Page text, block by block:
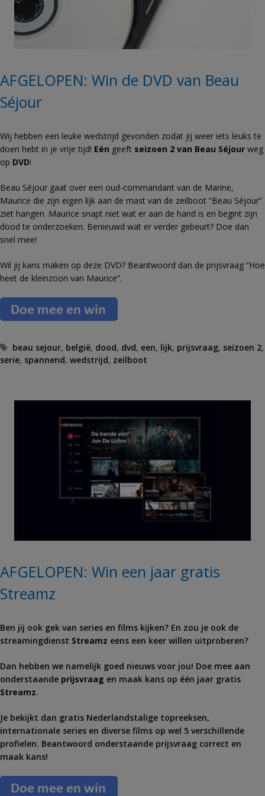
AFGELOPEN: Win de DVD van Beau
Séjour
Wij hebben een leuke wedstrijd gevonden zodat jij weer iets leuks te
doen hebt in je vrije tijd! Eén geeft seizoen 2 van Beau Séjour weg
op DVD!
Beau Séjour gaat over een oud-commandant van de Marine,
Maurice die zijn eigen lijk aan de mast van de zeilboot “Beau Séjour”
ziet hangen. Maurice snapt niet wat er aan de hand is en begint zijn
dood te onderzoeken. Benieuwd wat er verder gebeurt? Doe dan
snel mee!
Wil jij kans maken op deze DVD? Beantwoord dan de prijsvraag “Hoe
heet de kleinzoon van Maurice”.
T
a
beau sejour, belgië, dood, dvd, een, lijk, prijsvraag, seizoen 2,
serie, spannend, wedstrijd, zeilboot
AFGELOPEN: Win een jaar gratis
Streamz
Ben jij ook gek van series en films kijken? En zou je ook de
streamingdienst Streamz eens een keer willen uitproberen?
Dan hebben we namelijk goed nieuws voor jou! Doe mee aan
onderstaande prijsvraag en maak kans op één jaar gratis
Streamz.
Je bekijkt dan gratis Nederlandstalige topreeksen,
internationale series en diverse films op wel 5 verschillende
profielen. Beantwoord onderstaande prijsvraag correct en
maak kans!